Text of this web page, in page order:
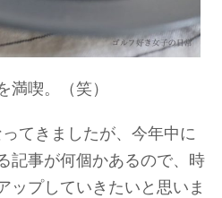
満喫。（笑）
てきましたが、今年中に
記事が何個かあるので、時
ップしていきたいと思いま